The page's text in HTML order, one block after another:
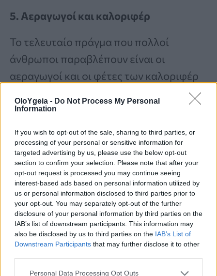
OloYgeia - Do Not Process My Personal
Information
If you wish to opt-out of the sale, sharing to third parties, or
processing of your personal or sensitive information for
targeted advertising by us, please use the below opt-out
section to confirm your selection. Please note that after your
opt-out request is processed you may continue seeing
interest-based ads based on personal information utilized by
us or personal information disclosed to third parties prior to
your opt-out. You may separately opt-out of the further
disclosure of your personal information by third parties on the
IAB’s list of downstream participants. This information may
also be disclosed by us to third parties on the IAB’s List of
Downstream Participants that may further disclose it to other
Personal Data Processing Opt Outs
5. Αεραγωγοί και καλοριφέρ
Το τελευταίο πράγμα που πολλοί
άνθρωποι παραβλέπουν είναι οι
αεραγωγοί και οι φέτες των καλοριφέρ
πώς μπορείτε να
τα καθαρίσετε σωστά
τη σκόνη στο δωμάτιο:
Χρησιμοποιήστε το εξάρτημα της
βούρτσας της ηλεκτρικής
σκούπαςγια να αφαιρέσετε τη
σκόνη από το εξωτερικό κάθε
αεραγωγού και των σωμάτων του
καλοριφέρ.
Για βαθύ καθαρισμό, κλείστε τη